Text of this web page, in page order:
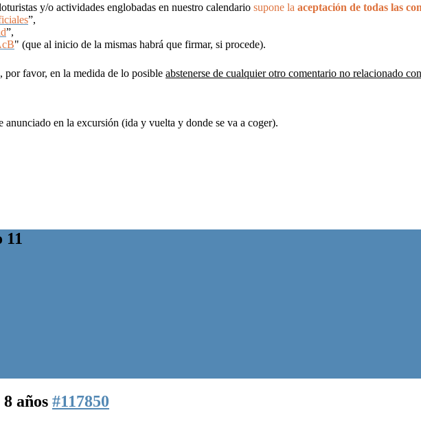
y/o actividades englobadas en nuestro calendario supone la aceptación de todas las
”,
”,
" (que al inicio de la mismas habrá que firmar, si procede).
, por favor, en la medida de lo posible abstenerse de cualquier otro comentario no relacionado
en la excursión (ida y vuelta y donde se va a coger).
11
8 años #117850